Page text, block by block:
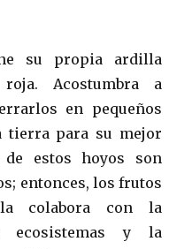
su propia ardilla
Acostumbra a
en pequeños
tierra para su mejor
de estos hoyos son
entonces, los frutos
colabora con la
ecosistemas y la